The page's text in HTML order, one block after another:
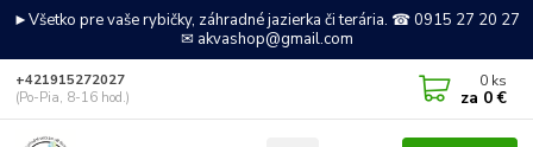
►Všetko pre vaše rybičky, záhradné jazierka či terária. ☎ 0915 27 20 27
✉ akvashop@gmail.com
+421915272027
(Po-Pia, 8-16 hod.)
0 ks
za 0 €